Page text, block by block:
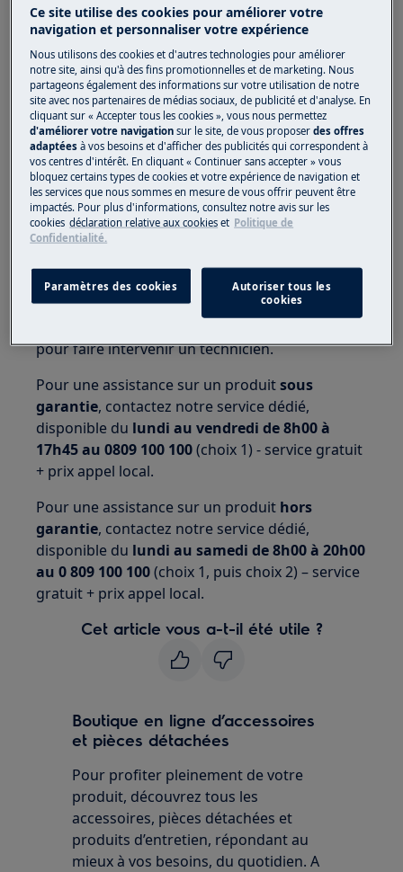
Le code erreur F3, F4 ou F5 à l'écran indique un
problème de capteur de température
défectueux.
Nous vous conseillons de demander
l'intervention d'un technicien SAV.
Signaler le code d'erreur:F3,F4ouF5
On vous accompagne du diagnostic à la
réparation. Faites appel à notre service
consommateurs.
Les conseils apportés n’ont pas pu répondre à
vos questions : nous vous invitons à prendre
contact avec l’une de nos équipes pour obtenir
pour faire intervenir un technicien.
Pour une assistance sur un produitsous
garantie, contactez notre service dédié,
disponible du lundi au vendredi de 8h00 à
17h45 au 0809 100 100(choix 1) - service gratuit
+ prix appel local.
Pour une assistance sur un produit hors
garantie, contactez notre service dédié,
disponible du lundi au samedi de 8h00 à 20h00
au 0 809 100 100(choix 1, puis choix 2) – service
gratuit + prix appel local.
Cet article vous a-t-il été utile ?
Boutique en ligne d’accessoires
et pièces détachées
Pour profiter pleinement de votre
produit, découvrez tous les
accessoires, pièces détachées et
produits d’entretien, répondant au
mieux à vos besoins, du quotidien. A
Ce site utilise des cookies pour améliorer votre
navigation et personnaliser votre expérience
Nous utilisons des cookies et d'autres technologies pour améliorer
notre site, ainsi qu'à des fins promotionnelles et de marketing. Nous
partageons également des informations sur votre utilisation de notre
site avec nos partenaires de médias sociaux, de publicité et d'analyse. En
cliquant sur « Accepter tous les cookies », vous nous permettez
d'améliorer votre navigation sur le site, de vous proposerdes offres
adaptées à vos besoins et d'afficher des publicités qui correspondent à
vos centres d'intérêt. En cliquant « Continuer sans accepter » vous
bloquez certains types de cookies et votre expérience de navigation et
les services que nous sommes en mesure de vous offrir peuvent être
impactés. Pour plus d'informations, consultez notre avis sur les
cookies déclaration relative aux cookies et Politique de
Confidentialité.
Paramètres des cookies
Autoriser tous les
cookies